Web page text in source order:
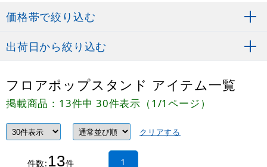
価格帯で絞り込む
出荷日から絞り込む
フロアポップスタンド アイテム一覧
掲載商品：13件中 30件表示（1/1ページ）
クリアする
件数: 13件 1